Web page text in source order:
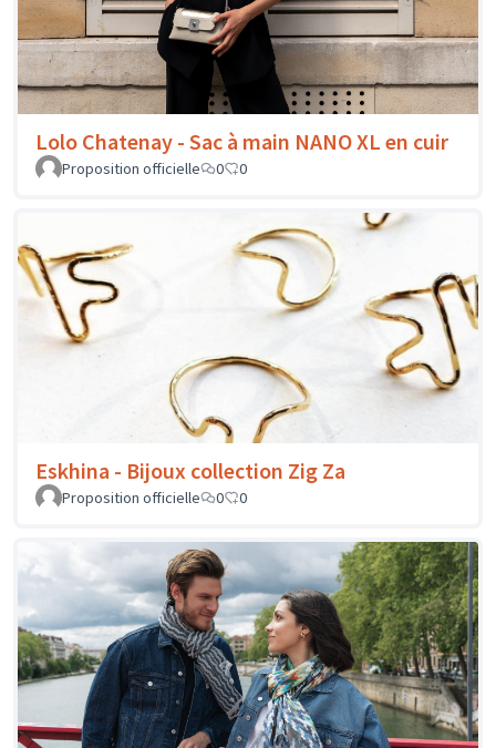
Lolo Chatenay - Sac à main NANO XL en cuir
Proposition officielle 0 0
Eskhina - Bijoux collection Zig Za
Proposition officielle 0 0